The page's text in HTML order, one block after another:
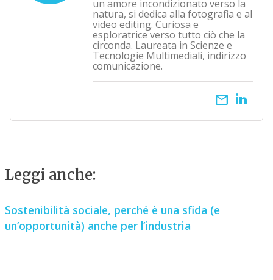
un amore incondizionato verso la
natura, si dedica alla fotografia e al
video editing. Curiosa e
esploratrice verso tutto ciò che la
circonda. Laureata in Scienze e
Tecnologie Multimediali, indirizzo
comunicazione.
email
Leggi anche:
Sostenibilità sociale, perché è una sfida (e
un’opportunità) anche per l’industria